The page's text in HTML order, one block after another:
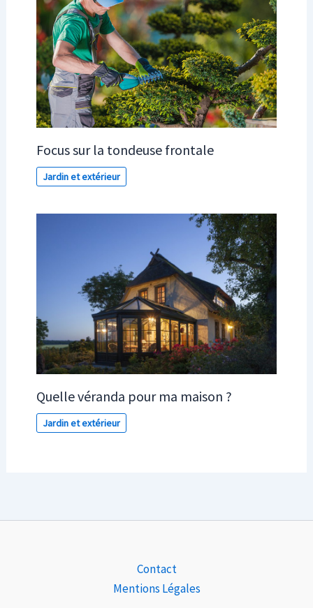
Focus sur la tondeuse frontale
Jardin et extérieur
Quelle véranda pour ma maison ?
Jardin et extérieur
Contact
Mentions Légales